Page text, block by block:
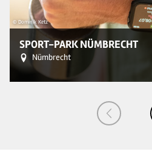
© Dominik Ketz
SPORT-PARK NÜMBRECHT
Nümbrecht